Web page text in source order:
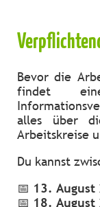
Bevor die
findet
alles über
Arbeitskreise
Du kannst
📅 13. August
📅 18. August